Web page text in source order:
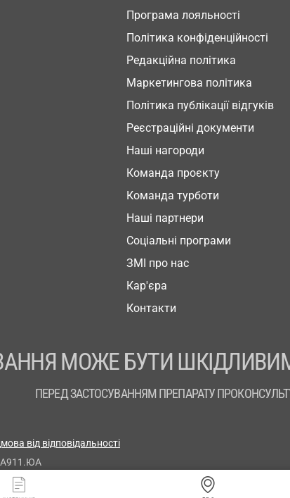
Програма лояльності
Політика конфіденційності
Редакційна політика
Маркетингова політика
Політика публікації відгуків
Реєстраційні документи
Наші нагороди
Команда проєкту
Команда турботи
Наші партнери
Соціальні програми
ЗМІ про нас
Кар'єра
Контакти
МОЖЕ БУТИ
ПЕРЕД ЗАСТОСУВАННЯМ ПРЕПАРАТУ
від відповідальності